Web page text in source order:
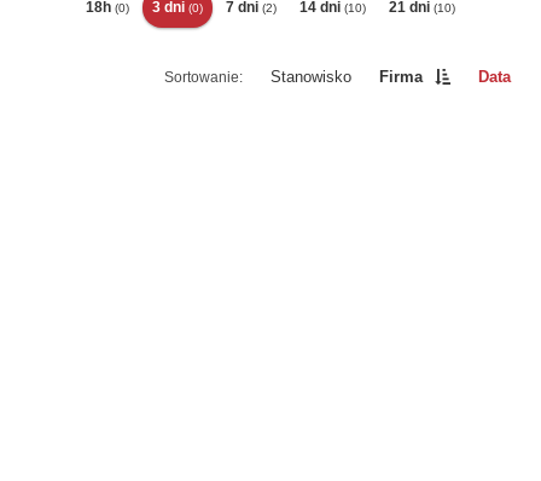
18h (0) 3 dni (0) 7 dni (2) 14 dni (10) 21 dni (10)
Stanowisko Firma Data